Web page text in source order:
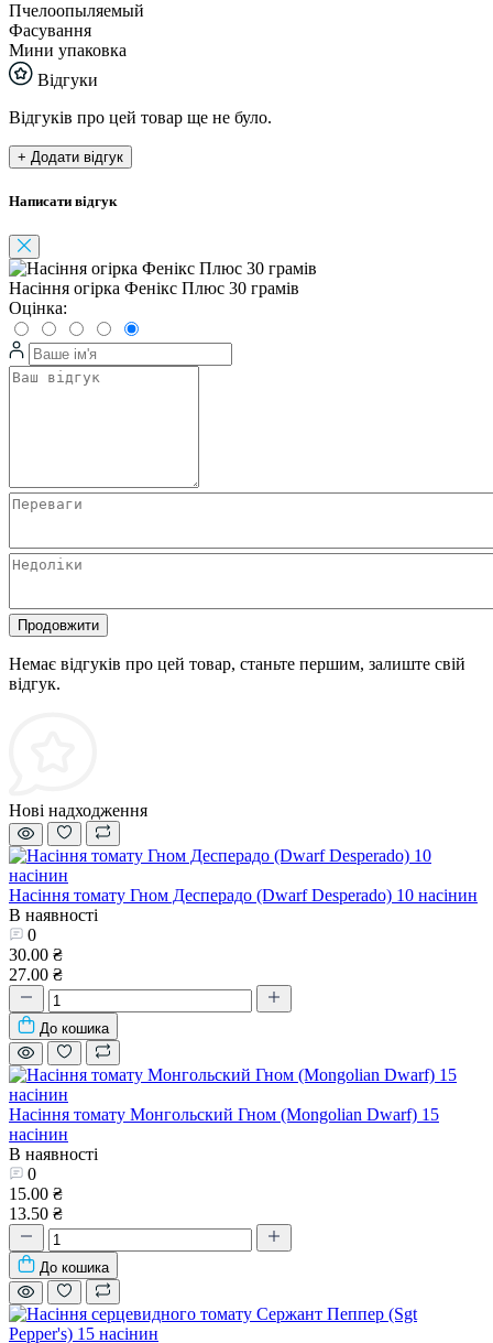
Пчелоопыляемый
Фасування
Мини упаковка
Відгуки
Відгуків про цей товар ще не було.
+ Додати відгук
Написати відгук
Насіння огірка Фенікс Плюс 30 грамів
Оцінка:
Продовжити
Немає відгуків про цей товар, станьте першим, залиште свій
відгук.
Нові надходження
Насіння томату Гном Десперадо (Dwarf Desperado) 10 насінин
В наявності
0
30.00 ₴
27.00 ₴
До кошика
Насіння томату Монгольский Гном (Mongolian Dwarf) 15
насінин
В наявності
0
15.00 ₴
13.50 ₴
До кошика